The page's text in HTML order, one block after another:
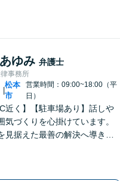
ゆみ 弁護士
事務所
|
松本
市
営業時間：09:00~18:00（平
日）
近く】【駐車場あり】話しや
気づくりを心掛けています。
見据えた最善の解決へ導きま